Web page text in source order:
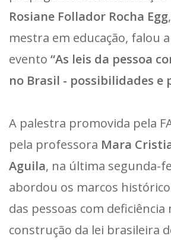
Rosiane Follador Rocha Egg
mestra em educação, falou
evento “As leis da pessoa
no Brasil - possibilidades e
A palestra promovida pela
pela professora Mara
Aguila, na última segunda-
abordou os marcos
das pessoas com deficiência
construção da lei brasileira